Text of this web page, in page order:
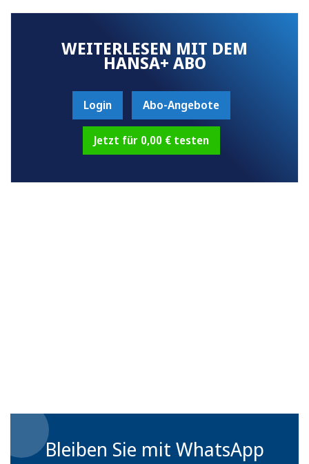
WEITERLESEN MIT DEM
HANSA+ ABO
Login Abo-Angebote
Jetzt für 0,00 € testen
Bleiben Sie mit WhatsApp